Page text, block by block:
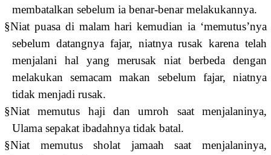
membatalkan sebelum ia benar-benar melakukannya.
§Niat puasa di malam hari kemudian ia ‘memutus’nya
sebelum datangnya fajar, niatnya rusak karena telah
menjalani hal yang merusak niat berbeda dengan
melakukan semacam makan sebelum fajar, niatnya
tidak menjadi rusak.
§Niat memutus haji dan umroh saat menjalaninya,
Ulama sepakat ibadahnya tidak batal.
§Niat memutus sholat jamaah saat menjalaninya,